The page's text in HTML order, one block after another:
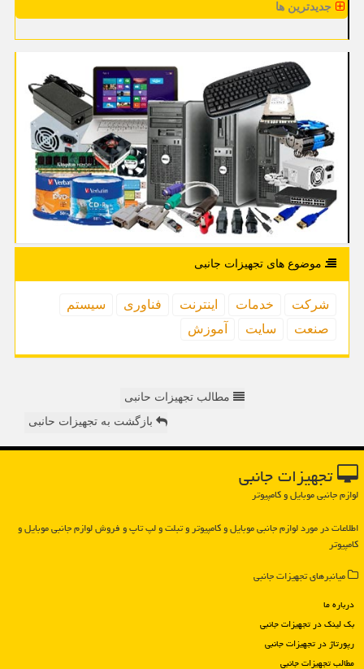
جدیدترین ها
موضوع های تجهیزات جانبی
شركت خدمات اینترنت فناوری
سیستم
صنعت
سایت آموزش
مطالب تجهیزات حانبی
بازگشت به تجهیزات حانبی
تجهیزات جانبی
لوازم جانبی موبایل و کامپیوتر
اطلاعات در مورد لوازم جانبی موبایل و كامپیوتر و تبلت و لپ تاپ و فروش لوازم جانبی موبایل و
كامپیوتر
میانبرهای تجهیزات جانبی
درباره ما
بک لینک در تجهیزات جانبی
رپورتاژ در تجهیزات جانبی
مطالب تجهیزات جانبی